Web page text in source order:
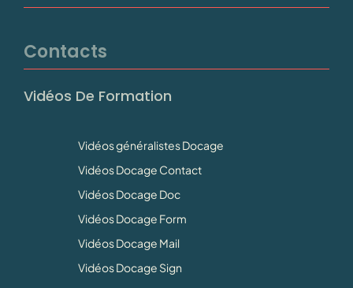
Contacts
Vidéos De Formation
Vidéos généralistes Docage
Vidéos Docage Contact
Vidéos Docage Doc
Vidéos Docage Form
Vidéos Docage Mail
Vidéos Docage Sign